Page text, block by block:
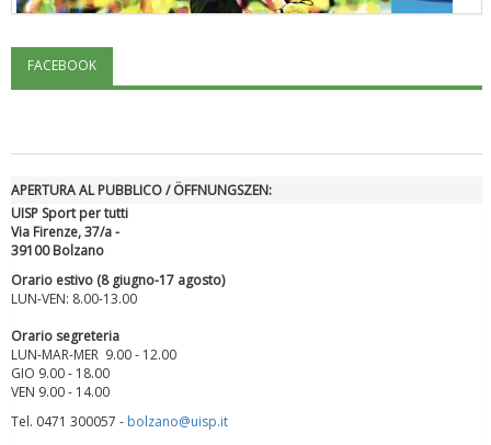
"Superare gli ostacoli": la relazione di Tiziano Pesce al CN Uisp
Luglio 2026: "Pensando con i piedi, si possono fare le
rivoluzioni"
FACEBOOK
APERTURA AL PUBBLICO / ÖFFNUNGSZEN:
UISP Sport per tutti
Via Firenze, 37/a -
39100 Bolzano
Orario estivo (8 giugno-17 agosto)
LUN-VEN: 8.00-13.00
Orario segreteria
LUN-MAR-MER 9.00 - 12.00
GIO 9.00 - 18.00
VEN 9.00 - 14.00
Tel. 0471 300057 - bolzano@uisp.it